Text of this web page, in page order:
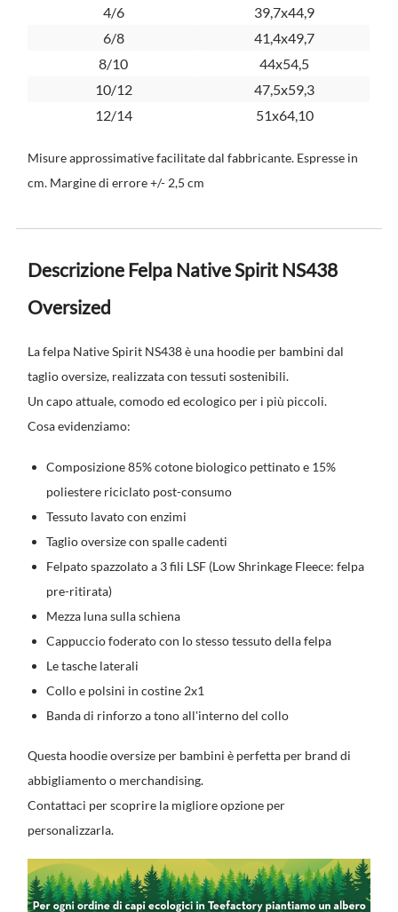
4/6
39,7x44,9
6/8
41,4x49,7
8/10
44x54,5
10/12
47,5x59,3
12/14
51x64,10
Misure approssimative facilitate dal fabbricante. Espresse in
cm. Margine di errore +/- 2,5 cm
Descrizione Felpa Native Spirit NS438
Oversized
La felpa Native Spirit NS438 è una hoodie per bambini dal
taglio oversize, realizzata con tessuti sostenibili.
Un capo attuale, comodo ed ecologico per i più piccoli.
Cosa evidenziamo:
Composizione 85% cotone biologico pettinato e 15%
poliestere riciclato post-consumo
Tessuto lavato con enzimi
Taglio oversize con spalle cadenti
Felpato spazzolato a 3 fili LSF (Low Shrinkage Fleece: felpa
pre-ritirata)
Mezza luna sulla schiena
Cappuccio foderato con lo stesso tessuto della felpa
Le tasche laterali
Collo e polsini in costine 2x1
Banda di rinforzo a tono all'interno del collo
Questa hoodie oversize per bambini è perfetta per brand di
abbigliamento o merchandising.
Contattaci per scoprire la migliore opzione per
personalizzarla.